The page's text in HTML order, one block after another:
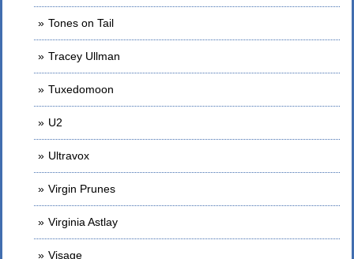
Tones on Tail
Tracey Ullman
Tuxedomoon
U2
Ultravox
Virgin Prunes
Virginia Astlay
Visage